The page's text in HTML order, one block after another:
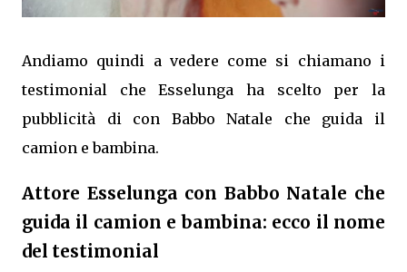
Andiamo quindi a vedere come si chiamano i
testimonial che Esselunga ha scelto per la
pubblicità di con Babbo Natale che guida il
camion e bambina.
Attore Esselunga con Babbo Natale che
guida il camion e bambina: ecco il nome
del testimonial